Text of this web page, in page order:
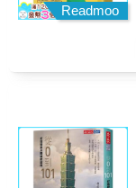
Readmoo